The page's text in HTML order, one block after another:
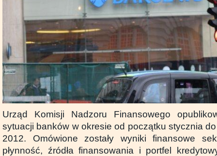
Urząd Komisji Nadzoru Finansowego
sytuacji banków w okresie od początku stycznia
2012. Omówione zostały wyniki finansowe
płynność, źródła finansowania i portfel